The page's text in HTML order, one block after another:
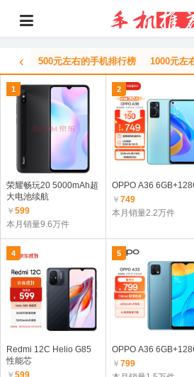
‹ 500元左右的手机排行榜 1000元左
1
荣耀畅玩20 5000mAh超
大电池续航
￥ 599
本月销量9.6万件
2
OPPO A36
￥ 749
本月销量2.2万件
4
Redmi 12C Helio G85
性能芯
￥ 599
5
OPPO A36
￥ 799